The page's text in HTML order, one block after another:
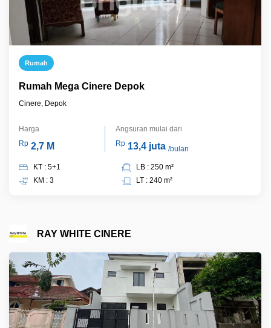
Rumah
Rumah Mega Cinere Depok
Cinere, Depok
Harga
Rp 2,7 M
Angsuran mulai dari
Rp 13,4 juta /bulan
KT : 5+1
KM : 3
LB : 250 m²
LT : 240 m²
RAY WHITE CINERE